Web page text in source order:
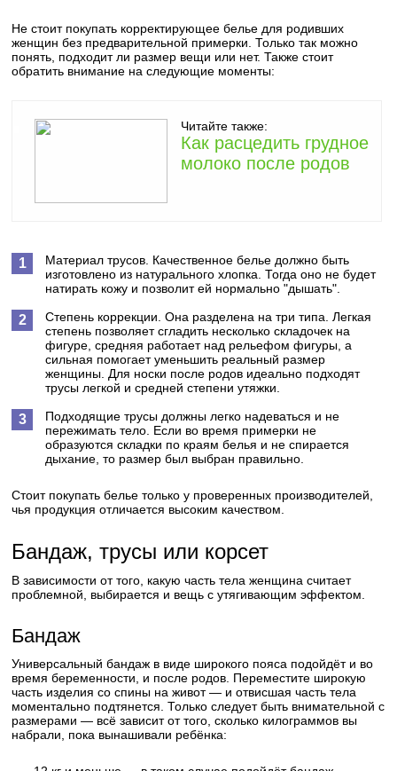
Не стоит покупать корректирующее белье для родивших
женщин без предварительной примерки. Только так можно
понять, подходит ли размер вещи или нет. Также стоит
обратить внимание на следующие моменты:
Читайте также:
Как расцедить грудное
молоко после родов
Материал трусов. Качественное белье должно быть
изготовлено из натурального хлопка. Тогда оно не будет
натирать кожу и позволит ей нормально "дышать".
Степень коррекции. Она разделена на три типа. Легкая
степень позволяет сгладить несколько складочек на
фигуре, средняя работает над рельефом фигуры, а
сильная помогает уменьшить реальный размер
женщины. Для носки после родов идеально подходят
трусы легкой и средней степени утяжки.
Подходящие трусы должны легко надеваться и не
пережимать тело. Если во время примерки не
образуются складки по краям белья и не спирается
дыхание, то размер был выбран правильно.
Стоит покупать белье только у проверенных производителей,
чья продукция отличается высоким качеством.
Бандаж, трусы или корсет
В зависимости от того, какую часть тела женщина считает
проблемной, выбирается и вещь с утягивающим эффектом.
Бандаж
Универсальный бандаж в виде широкого пояса подойдёт и во
время беременности, и после родов. Переместите широкую
часть изделия со спины на живот — и отвисшая часть тела
моментально подтянется. Только следует быть внимательной с
размерами — всё зависит от того, сколько килограммов вы
набрали, пока вынашивали ребёнка: